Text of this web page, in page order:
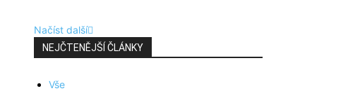
Načíst další
NEJČTENĚJŠÍ ČLÁNKY
Vše